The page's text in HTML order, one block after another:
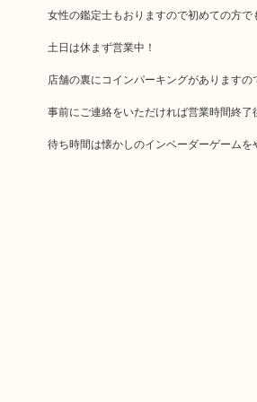
女性の鑑定士もおりますので初めての方で
土日は休まず営業中！
店舗の裏にコインパーキングがありますの
事前にご連絡をいただければ営業時間終
待ち時間は懐かしのインベーダーゲームを